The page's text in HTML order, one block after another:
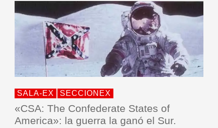
SALA-EX SECCIONEX
«CSA: The Confederate States of
America»: la guerra la ganó el Sur.